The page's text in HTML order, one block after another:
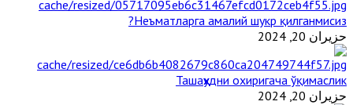
Неъматларга амалий шукр қилганмисиз?
حزيران 20, 2024
Ташаҳҳудни охиригача ўқимаслик
حزيران 20, 2024